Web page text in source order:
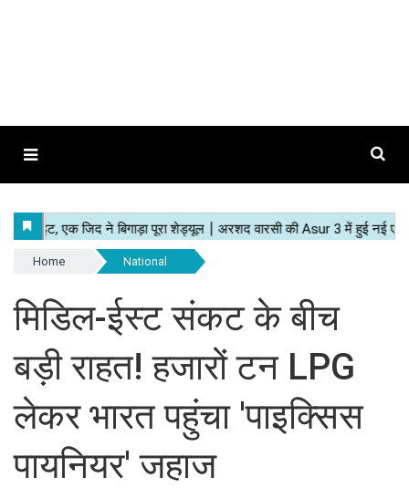
Home National
मिडिल-ईस्ट संकट के बीच
बड़ी राहत! हजारों टन LPG
लेकर भारत पहुंचा 'पाइक्सिस
पायनियर' जहाज